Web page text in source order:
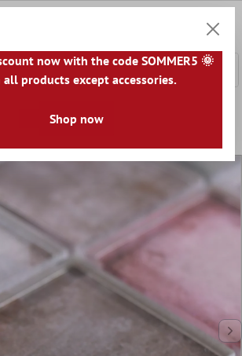
Γυάλινο Μωσαϊκό
Χρωματιστό
now with the code SOMMER5 🌞
products except accessories.
Shop now